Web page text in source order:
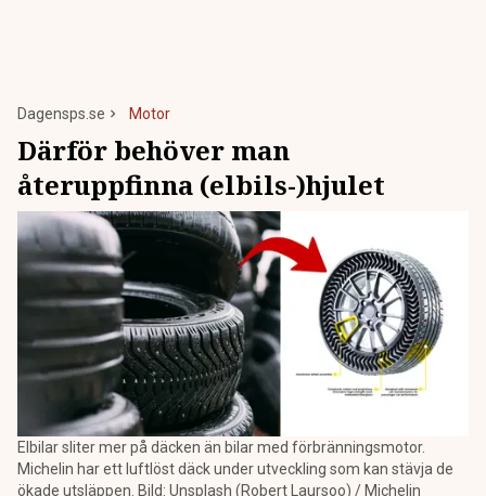
Dagensps.se Motor
Därför behöver man
återuppfinna (elbils-)hjulet
Elbilar sliter mer på däcken än bilar med förbränningsmotor.
Michelin har ett luftlöst däck under utveckling som kan stävja de
ökade utsläppen. Bild: Unsplash (Robert Laursoo) / Michelin